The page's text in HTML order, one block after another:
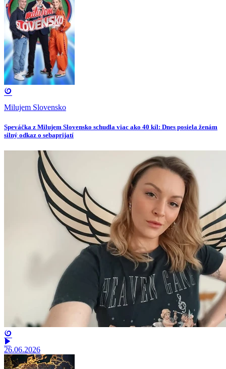
Milujem Slovensko
Speváčka z Milujem Slovensko schudla viac ako 40 kíl: Dnes posiela ženám
silný odkaz o sebaprijatí
26.06.2026